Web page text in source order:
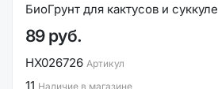
БиоГрунт для кактусов и
89 руб.
НХ026726 Артикул
11 Наличие в магазине